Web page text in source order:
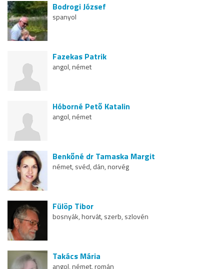
Bodrogi József
spanyol
Fazekas Patrik
angol, német
Hóborné Pető Katalin
angol, német
Benkőné dr Tamaska Margit
német, svéd, dán, norvég
Fülöp Tibor
bosnyák, horvát, szerb, szlovén
Takács Mária
angol, német, román